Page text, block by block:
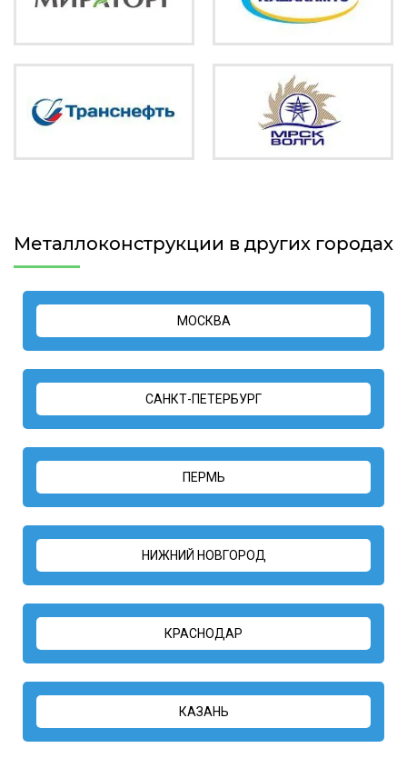
Металлоконструкции в других городах
МОСКВА
САНКТ-ПЕТЕРБУРГ
ПЕРМЬ
НИЖНИЙ НОВГОРОД
КРАСНОДАР
КАЗАНЬ